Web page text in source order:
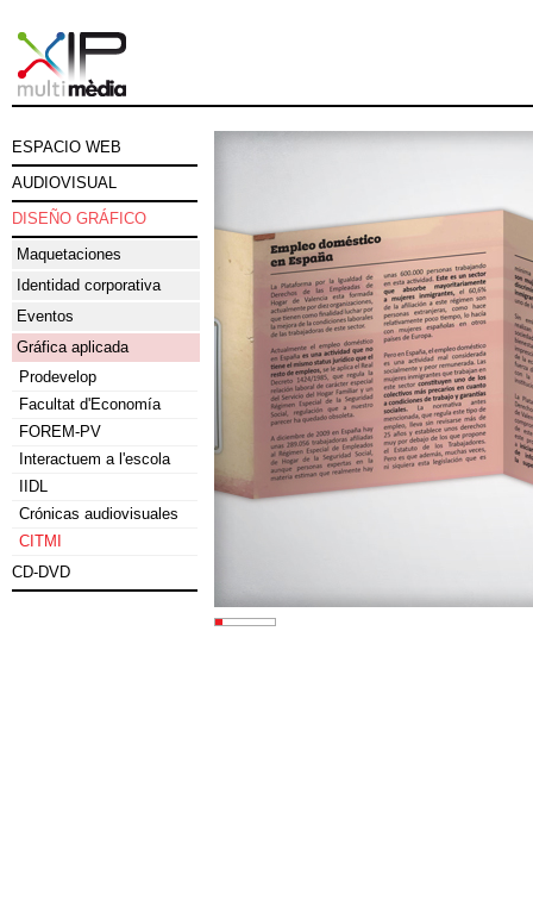
ESPACIO WEB
AUDIOVISUAL
DISEÑO GRÁFICO
Maquetaciones
Identidad corporativa
Eventos
Gráfica aplicada
Prodevelop
Facultat d'Economía
FOREM-PV
Interactuem a l'escola
IIDL
Crónicas audiovisuales
CITMI
CD-DVD